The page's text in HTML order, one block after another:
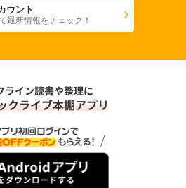
ウント
最新情報をチェック！